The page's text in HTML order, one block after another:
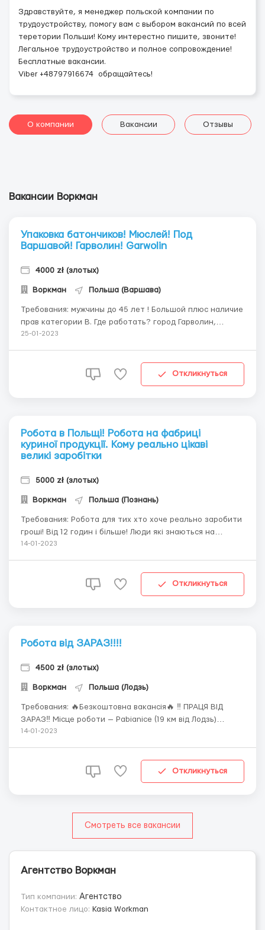
Здравствуйте, я менеджер польской компании по
трудоустройству, помогу вам с выбором вакансий по всей
теретории Польши! Кому интерестно пишите, звоните!
Легальное трудоустройство и полное сопровождение!
Бесплатные вакансии.
Viber +48797916674 обращайтесь!
О компании Вакансии Отзывы
Вакансии Воркман
Упаковка батончиков! Мюслей! Под
Варшавой! Гарволин! Garwolin
4000 zł (злотых)
Воркман Польша (Варшава)
Требования: мужчины до 45 лет ! Большой плюс наличие
прав категории В. Где работать? город Гарволин,
логистический склад (Sobolew, Stodzew) Условия
предприятии . Жил...
25-01-2023
Откликнуться
Робота в Польщі! Робота на фабриці
куриної продукції. Кому реально цікаві
великі заробітки
5000 zł (злотых)
Воркман Польша (Познань)
Требования: Робота для тих хто хоче реально заробити
гроші! Від 12 годин і більше! Люди які знаються на
розробці мяса та упаковкі полуфабрикатів, жінки ,
Познаню Условия работы: ...
14-01-2023
Откликнуться
Робота від ЗАРАЗ!!!!
4500 zł (злотых)
Воркман Польша (Лодзь)
Требования: 🔥Безкоштовна вакансія🔥 ‼️ ПРАЦЯ ВІД
ЗАРАЗ‼️ Місце роботи — Pabianice (19 км від Лодзь)
ВИРОБНИЦТВО ПРЕСЕРВ ☝️Гарантуємо: ✅стабільне і
заробітної плати ✅роб...
14-01-2023
Откликнуться
Смотреть все вакансии
Агентство Воркман
Тип компании: Агентство
Контактное лицо: Kasia Workman